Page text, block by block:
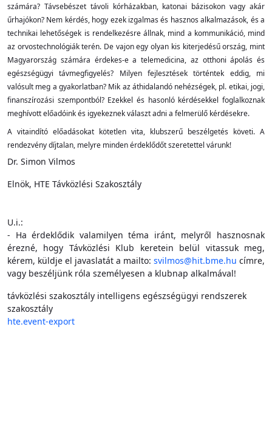
számára? Távsebészet távoli kórházakban, katonai bázisokon vagy akár
űrhajókon? Nem kérdés, hogy ezek izgalmas és hasznos alkalmazások, és a
technikai lehetőségek is rendelkezésre állnak, mind a kommunikáció, mind
az orvostechnológiák terén. De vajon egy olyan kis kiterjedésű ország, mint
Magyarország számára érdekes-e a telemedicina, az otthoni ápolás és
egészségügyi távmegfigyelés? Milyen fejlesztések történtek eddig, mi
valósult meg a gyakorlatban? Mik az áthidalandó nehézségek, pl. etikai, jogi,
finanszírozási szempontból? Ezekkel és hasonló kérdésekkel foglalkoznak
meghívott előadóink és igyekeznek választ adni a felmerülő kérdésekre.
A vitaindító előadásokat kötetlen vita, klubszerű beszélgetés követi. A
rendezvény díjtalan, melyre minden érdeklődőt szeretettel várunk!
Dr. Simon Vilmos
Elnök, HTE Távközlési Szakosztály
U.i.:
- Ha érdeklődik valamilyen téma iránt, melyről hasznosnak
érezné, hogy Távközlési Klub keretein belül vitassuk meg,
kérem, küldje el javaslatát a mailto: svilmos@hit.bme.hu címre,
vagy beszéljünk róla személyesen a klubnap alkalmával!
távközlési szakosztály intelligens egészségügyi rendszerek
szakosztály
hte.event-export